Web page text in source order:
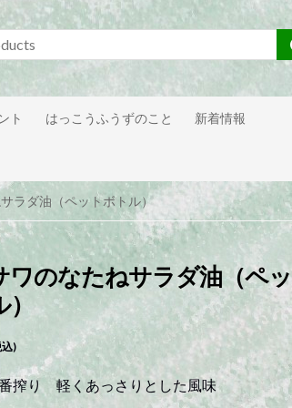
ト はっこうふうずのこと 新着情報
ラダ油（ペットボトル）
ワのなたねサラダ油（ペ
)
搾り 軽くあっさりとした風味